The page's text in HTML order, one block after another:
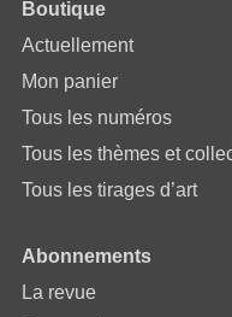
Boutique
Actuellement
Mon panier
Tous les numéros
Tous les thèmes et
Tous les tirages d’art
Abonnements
La revue